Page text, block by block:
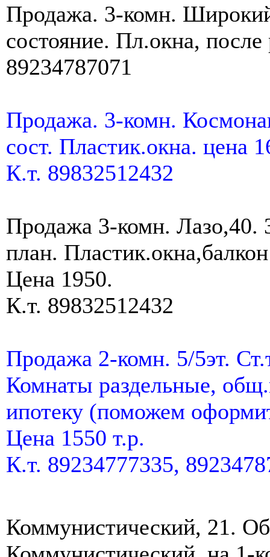
Продажа. 3-комн.
состояние. Пл.окна,
89234787071
Продажа. 3-комн.
сост. Пластик.окна. цена
К.т. 89832512432
Продажа 3-комн. Лазо,40.
план.
Цена 1950.
К.т. 89832512432
Продажа 2-комн. 5/5эт.
Комнаты раздельные,
ипотеку (поможем
Цена 1550 т.р.
К.т. 89234777335,
Коммунистический, 21.